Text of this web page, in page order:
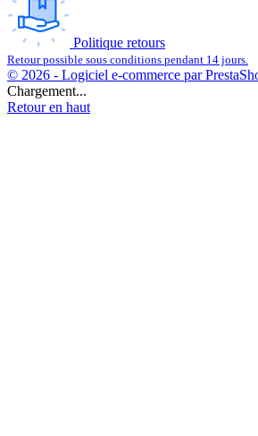
Politique retours
Retour possible sous conditions pendant 14 jours.
© 2026 - Logiciel e-commerce par
Chargement...
Retour en haut